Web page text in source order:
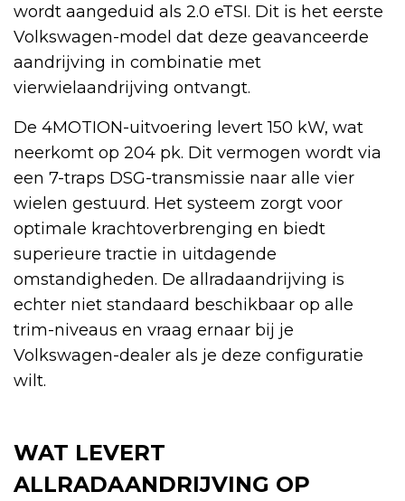
wordt aangeduid als 2.0 eTSI. Dit is het eerste
Volkswagen-model dat deze geavanceerde
aandrijving in combinatie met
vierwielaandrijving ontvangt.
De 4MOTION-uitvoering levert 150 kW, wat
neerkomt op 204 pk. Dit vermogen wordt via
een 7-traps DSG-transmissie naar alle vier
wielen gestuurd. Het systeem zorgt voor
optimale krachtoverbrenging en biedt
superieure tractie in uitdagende
omstandigheden. De allradaandrijving is
echter niet standaard beschikbaar op alle
trim-niveaus en vraag ernaar bij je
Volkswagen-dealer als je deze configuratie
wilt.
WAT LEVERT
ALLRADAANDRIJVING OP